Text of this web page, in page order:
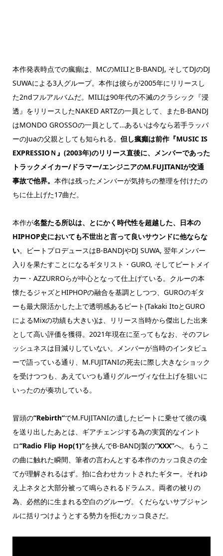
本作発表時点での瘋癲は、MCのMILIとB-BANDJ, そしてDJのDJ
SUWAによる3人グループ。本作は彼らが2005年にリリースし
た2ndフルアルバムだ。MILIは90年代の不滅のクラシック『浸
透』をリリースしたNAKED ARTZの一員として、またB-BANDJ
はMONDO GROSSOの一員として…あるいは今なら若手ラッパ
ーのJuaの父親としても知られる。 但し瘋癲は前作『MUSIC IS
EXPRESSIOＮ』(2003年)のリリース直後に、メンバーであった
トラックメイカー/ドラマー/エンジニアのM.FUJITANIが交通
事故で他界。 本作は残ったメンバーが気持ちの整理を付けたの
ちに仕上げた17曲だ。
本作が名盤たる所以は、とにかく時代性を超越した、日本の
HIPHOP史においても不世出と言って良いサウンドに他ならな
い。ビートプロデュースはB-BANDJやDJ SUWA, 翌年メンバー
入りを果たすことになるギタリスト・GURO, そしてビートメイ
カー・AZZURROらが中心となって仕上げている。クルーの本
懐たるジャズとHIPHOPの融合を基調としつつ、GUROのギタ
ーも最大限活かした上で透明感あるビート(Takaki ItoとGURO
によるMixの功績も大きい)は、リリース当時から傑出した出来
として高い評価を獲得。2021年現在に至ってもなお、そのフレ
ッシュネスは目減りしていない。メンバーが当時のインタビュ
ーで語っている通り、M.FUJITANIの死去に際し大きなショック
を受けつつも、あえていつも通りグルーヴィな仕上げを狙いに
いったのが奏功している。
冒頭の“Rebirth”でM.FUJITANIの遺したビートに乗せて彼の魂
を送り出したあとは、ギアチェンジする為の実質的なイント
ロ“Radio Flip Hop(1)”を挟んでB-BANDJ製の“XXX”へ。もうこ
の曲に触れた瞬間、筆者の言わんとする本作のカッコ良さの全
てが理解されるはず。拍に合わせカットされたギター。それゆ
え上ネタと大部分被って鳴らされるドラムス。両者の被りの
為、必然的に生まれる空白のグルーヴ。くだらないサブジャン
ルに括りつけようとする勢力を拒むカッコ良さだ。